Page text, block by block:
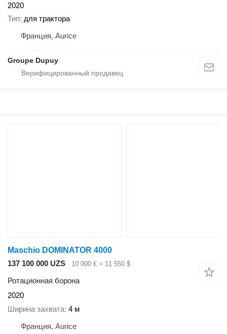
2020
Тип для трактора
Франция, Aurice
Groupe Dupuy
Maschio DOMINATOR 4000
137 100 000 UZS
10 000 € ≈ 11 550 $
Ротационная борона
2020
Ширина захвата 4 м
Франция, Aurice